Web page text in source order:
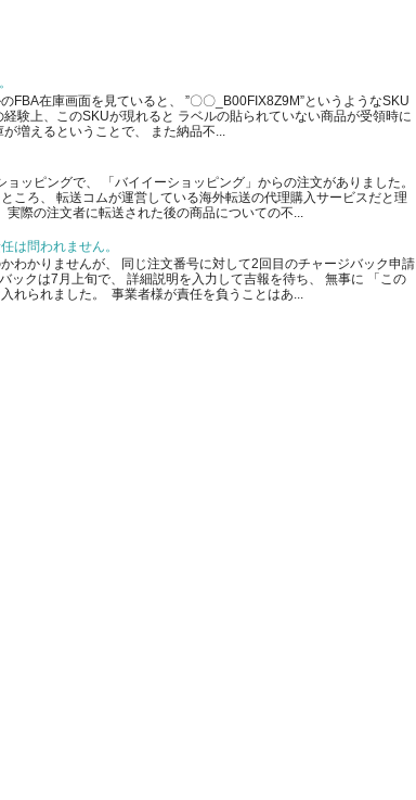
FBA在庫画面を見ていると、 ”〇〇_B00FIX8Z9M”というようなSKU
験上、このSKUが現れると ラベルの貼られていない商品が受領時に
増えるということで、 また納品不...
ッピングで、 「バイイーショッピング」からの注文がありました。
ころ、 転送コムが運営している海外転送の代理購入サービスだと理
実際の注文者に転送された後の商品についての不...
は問われません。
わかりませんが、 同じ注文番号に対して2回目のチャージバック申請
ックは7月上旬で、 詳細説明を入力して吉報を待ち、 無事に 「この
れられました。 事業者様が責任を負うことはあ...